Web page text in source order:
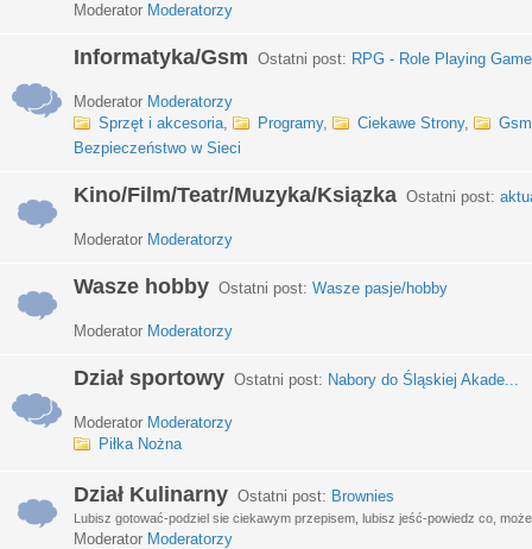
Moderator Moderatorzy
Informatyka/Gsm Ostatni post: RPG - Role Playing
Moderator Moderatorzy
Sprzęt i akcesoria, Programy, Ciekawe Strony,
Gsm
Bezpieczeństwo w Sieci
Kino/Film/Teatr/Muzyka/Ksiązka Ostatni post:
Moderator Moderatorzy
Wasze hobby Ostatni post: Wasze pasje/hobby
Moderator Moderatorzy
Dział sportowy Ostatni post: Nabory do Śląskiej Akade...
Moderator Moderatorzy
Piłka Nożna
Dział Kulinarny Ostatni post: Brownies
Lubisz gotować-podziel sie ciekawym przepisem, lubisz jeść-powiedz co,
Moderator Moderatorzy